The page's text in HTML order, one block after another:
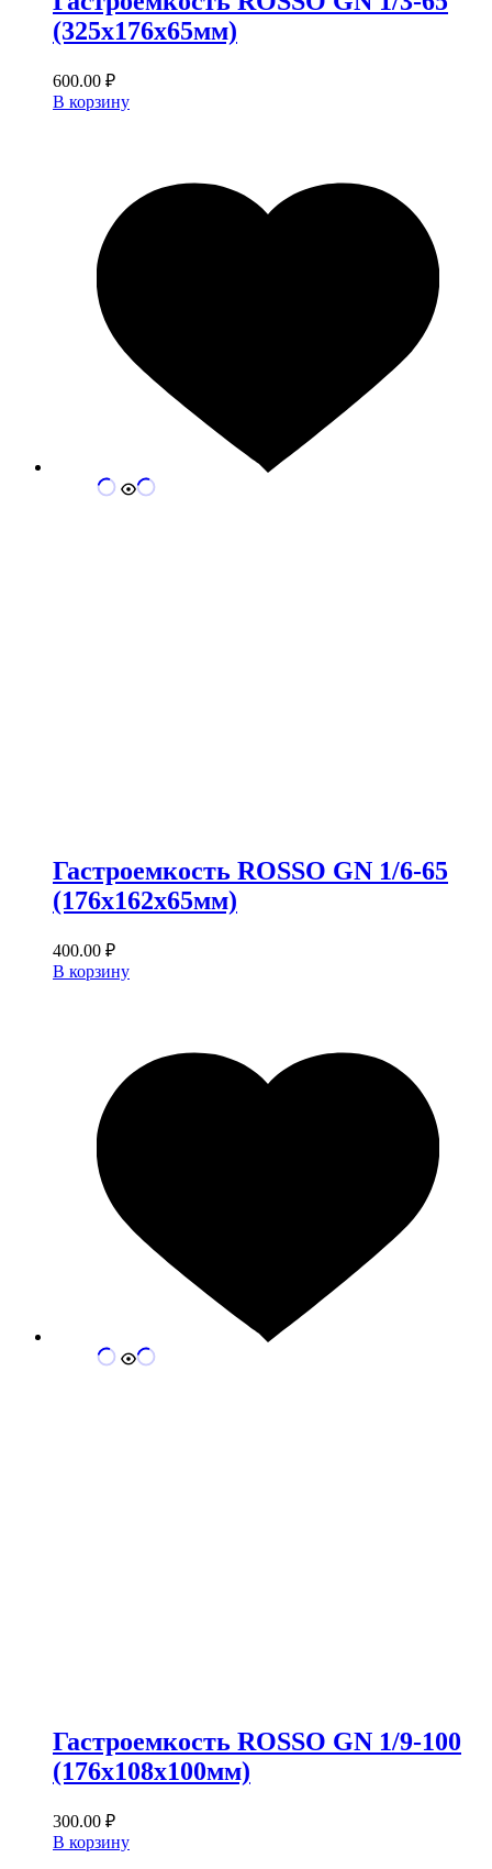
(325х176х65мм)
600.00 ₽
В корзину
Гастроемкость ROSSO GN 1/6-65
(176х162х65мм)
400.00 ₽
В корзину
Гастроемкость ROSSO GN 1/9-100
(176х108х100мм)
300.00 ₽
В корзину